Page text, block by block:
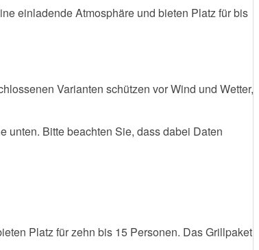
einladende Atmosphäre und bieten Platz für bis
Varianten schützen vor Wind und Wetter,
unten. Bitte beachten Sie, dass dabei Daten
Platz für zehn bis 15 Personen. Das Grillpaket